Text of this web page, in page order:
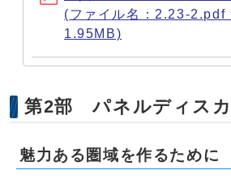
(ファイル名：2.23-2.pdf
1.95MB)
第2部 パネルディス
魅力ある圏域を作るために